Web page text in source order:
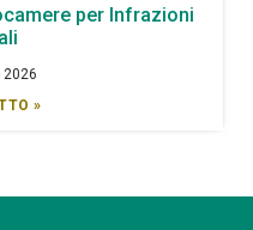
per Infrazioni
2026
»